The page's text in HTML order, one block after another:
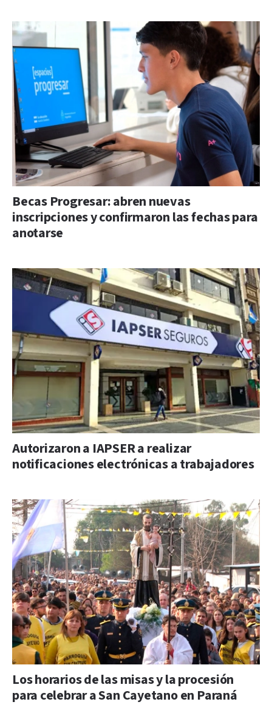
Becas Progresar: abren nuevas
inscripciones y confirmaron las fechas para
anotarse
Autorizaron a IAPSER a realizar
notificaciones electrónicas a trabajadores
Los horarios de las misas y la procesión
para celebrar a San Cayetano en Paraná